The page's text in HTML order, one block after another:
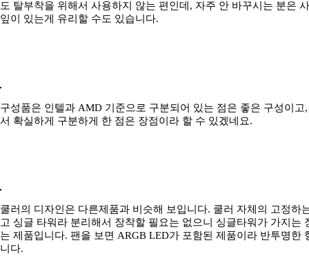
도 탈부착을 위해서 사용하지 않는 편인데, 자주 안 바꾸시는 분은
잎이 있는게 유리할 수도 있습니다.
구성품은 인텔과 AMD 기준으로 구분되어 있는 점은 좋은 구성이고
서 확실하게 구분하게 한 점은 장점이라 할 수 있겠네요.
쿨러의 디자인은 다른제품과 비슷해 보입니다. 쿨러 자체의 고정하
고 싱글 타워라 분리해서 장착할 필요는 없으니 싱글타워가 가지는
는 제품입니다. 팬을 보면 ARGB LED가 포함된 제품이라 반투명한
니다.